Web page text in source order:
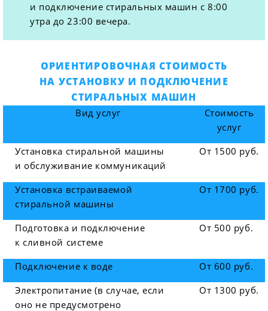
и подключение стиральных машин с 8:00
утра до 23:00 вечера.
ОРИЕНТИРОВОЧНАЯ СТОИМОСТЬ
НА УСТАНОВКУ И ПОДКЛЮЧЕНИЕ
СТИРАЛЬНЫХ МАШИН
Вид услуг
Стоимость
услуг
Установка стиральной машины
и обслуживание коммуникаций
От 1500 руб.
Установка встраиваемой
стиральной машины
От 1700 руб.
Подготовка и подключение
к сливной системе
От 500 руб.
Подключение к воде
От 600 руб.
Электропитание (в случае, если
оно не предусмотрено
От 1300 руб.